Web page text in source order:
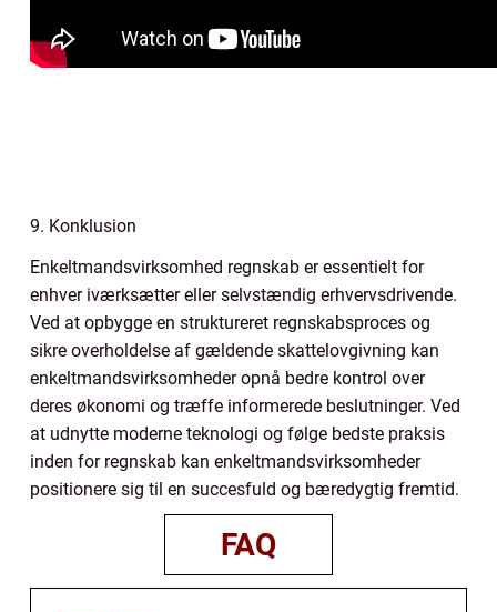
9. Konklusion
Enkeltmandsvirksomhed regnskab er essentielt for
enhver iværksætter eller selvstændig erhvervsdrivende.
Ved at opbygge en struktureret regnskabsproces og
sikre overholdelse af gældende skattelovgivning kan
enkeltmandsvirksomheder opnå bedre kontrol over
deres økonomi og træffe informerede beslutninger. Ved
at udnytte moderne teknologi og følge bedste praksis
inden for regnskab kan enkeltmandsvirksomheder
positionere sig til en succesfuld og bæredygtig fremtid.
FAQ